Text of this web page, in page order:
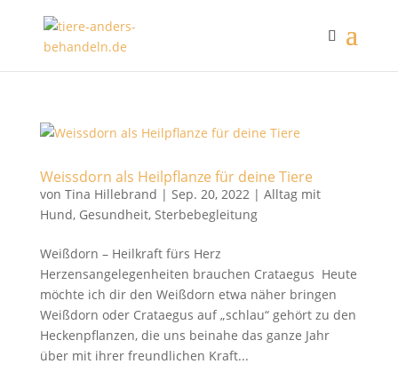
Weissdorn als Heilpflanze für deine Tiere
von Tina Hillebrand | Sep. 20, 2022| Alltag mit
Hund, Gesundheit, Sterbebegleitung
Weißdorn – Heilkraft fürs Herz
Herzensangelegenheiten brauchen Crataegus Heute
möchte ich dir den Weißdorn etwa näher bringen
Weißdorn oder Crataegus auf „schlau“ gehört zu den
Heckenpflanzen, die uns beinahe das ganze Jahr
über mit ihrer freundlichen Kraft...